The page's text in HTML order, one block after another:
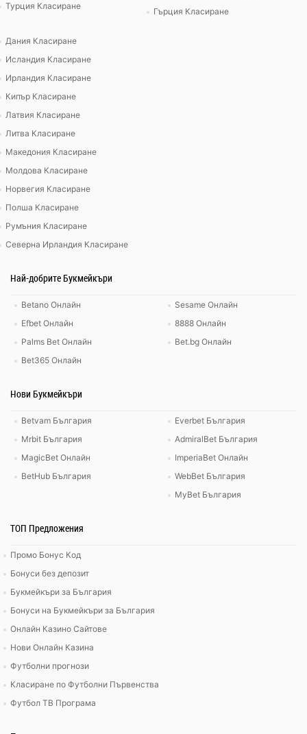
Турция Класиране
Гърция Класиране
Дания Класиране
Исландия Класиране
Ирландия Класиране
Кипър Класиране
Латвия Класиране
Литва Класиране
Македония Класиране
Молдова Класиране
Норвегия Класиране
Полша Класиране
Румъния Класиране
Северна Ирландия Класиране
Най-добрите Букмейкъри
Betano Онлайн
Efbet Онлайн
Palms Bet Онлайн
Bet365 Онлайн
Sesame Онлайн
8888 Онлайн
Bet.bg Онлайн
Нови Букмейкъри
Betvam България
Mrbit България
MagicBet Онлайн
BetHub България
Everbet България
AdmiralBet България
ImperiaBet Онлайн
WebBet България
MyBet България
ТОП Предложения
Промо Бонус Код
Бонуси без депозит
Букмейкъри за България
Бонуси на Букмейкъри за България
Онлайн Казино Сайтове
Нови Онлайн Казина
Футболни прогнози
Класиране по Футболни Първенства
Футбол ТВ Програма